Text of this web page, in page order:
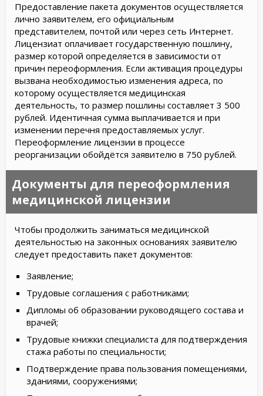
Предоставление пакета документов осуществляется
лично заявителем, его официальным
представителем, почтой или через сеть Интернет.
Лицензиат оплачивает государственную пошлину,
размер которой определяется в зависимости от
причин переоформления. Если активация процедуры
вызвана необходимостью изменения адреса, по
которому осуществляется медицинская
деятельность, то размер пошлины составляет 3 500
рублей. Идентичная сумма выплачивается и при
изменении перечня предоставляемых услуг.
Переоформление лицензии в процессе
реорганизации обойдётся заявителю в 750 рублей.
Документы для переоформления
медицинской лицензии
Чтобы продолжить заниматься медицинской
деятельностью на законных основаниях заявителю
следует предоставить пакет документов:
Заявление;
Трудовые соглашения с работниками;
Дипломы об образовании руководящего состава и
врачей;
Трудовые книжки специалиста для подтверждения
стажа работы по специальности;
Подтверждение права пользования помещениями,
зданиями, сооружениями;